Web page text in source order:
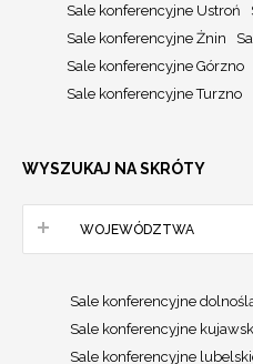
Sale konferencyjne Ustroń
Sale konferencyjne Żnin
Sale konferencyjne Górzno
Sale konferencyjne Turzno
WYSZUKAJ NA SKRÓTY
WOJEWÓDZTWA
Sale konferencyjne
Sale konferencyjne
Sale konferencyjne